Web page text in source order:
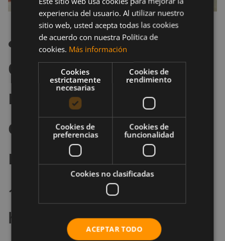
¿Cuáles son las
desventajas de
realizar
entrenamientos HIIT
muy largos?
1. Problemas en la
hipertrofia muscular
experiencia del usuario. Al utilizar nuestro
sitio web, usted acepta todas las cookies
de acuerdo con nuestra Política de
cookies. Más información
Cookies
estrictamente
necesarias
Cookies de
rendimiento
Cookies de
preferencias
Cookies de
funcionalidad
Cookies no clasificadas
ACEPTAR TODO